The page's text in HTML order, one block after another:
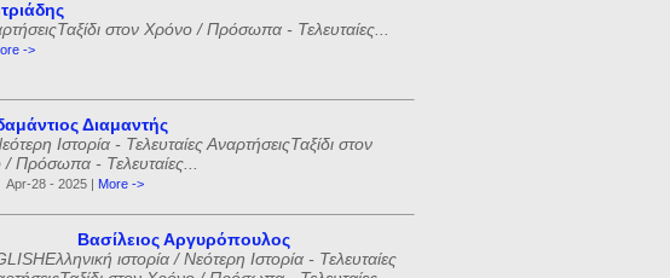
στον Χρόνο / Πρόσωπα - Τελευταίες...
->
Διαμαντής
Ιστορία - Τελευταίες ΑναρτήσειςΤαξίδι στον
Πρόσωπα - Τελευταίες...
Apr-28 - 2025 | More ->
Βασίλειος Αργυρόπουλος
ιστορία / Νεότερη Ιστορία - Τελευταίες